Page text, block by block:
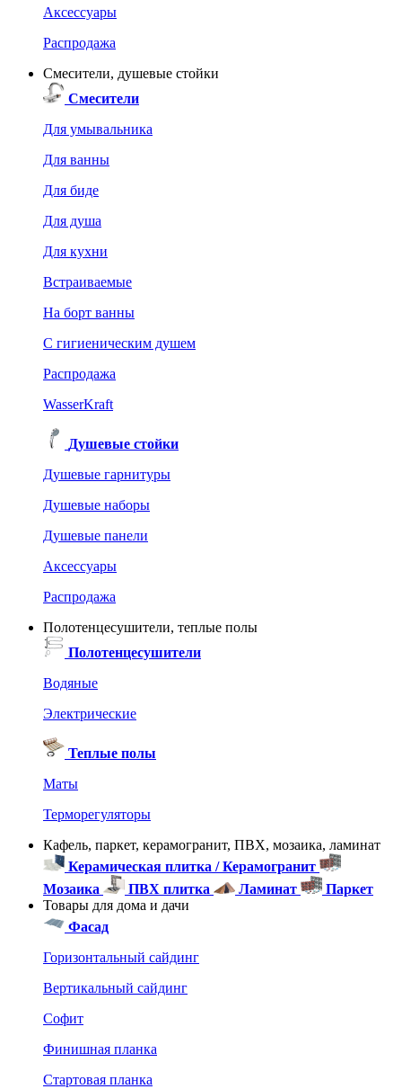
Аксессуары
Распродажа
Смесители, душевые стойки
Смесители
Для умывальника
Для ванны
Для биде
Для душа
Для кухни
Встраиваемые
На борт ванны
C гигиеническим душем
Распродажа
WasserKraft
Душевые стойки
Душевые гарнитуры
Душевые наборы
Душевые панели
Аксессуары
Распродажа
Полотенцесушители, теплые полы
Полотенцесушители
Водяные
Электрические
Теплые полы
Маты
Терморегуляторы
Кафель, паркет, керамогранит, ПВХ, мозаика, ламинат
Керамическая плитка / Керамогранит
Мозаика
ПВХ плитка Ламинат
Паркет
Товары для дома и дачи
Фасад
Горизонтальный сайдинг
Вертикальный сайдинг
Софит
Финишная планка
Стартовая планка